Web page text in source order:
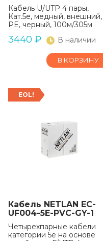
Кабель U/UTP 4 пары,
Кат.5е, медный, внешний,
PE, черный, 100м/305м
3440 ₽ В наличии
В КОРЗИНУ
EOL!
Кабель NETLAN EC-
UF004-5E-PVC-GY-1
Четырехпарные кабели
категории 5e на основе